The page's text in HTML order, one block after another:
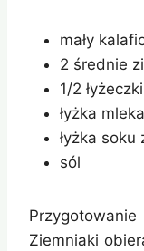
mały
2 średnie
1/2
łyżka mleka
łyżka soku
sól
Przygotowanie
Ziemniaki